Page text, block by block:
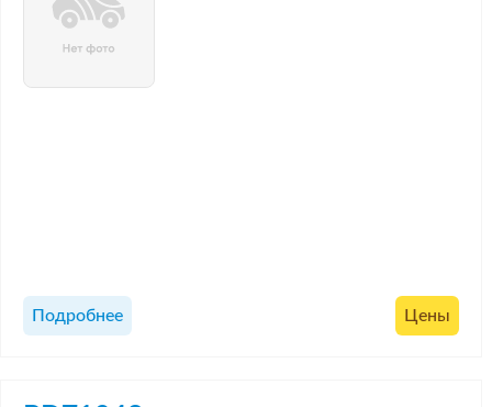
Подробнее Цены